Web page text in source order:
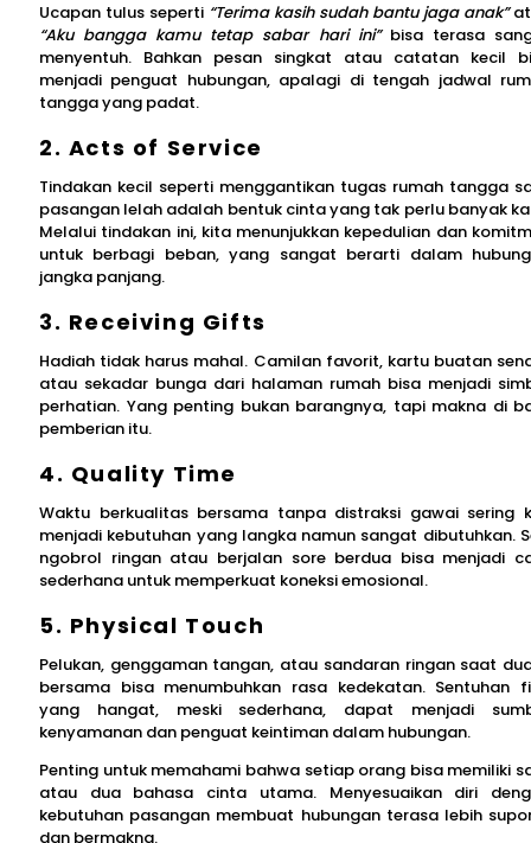
Ucapan tulus seperti “Terima kasih sudah bantu jaga anak”
“Aku bangga kamu tetap sabar hari ini”bisa terasa
menyentuh. Bahkan pesan singkat atau catatan kecil
menjadi penguat hubungan, apalagi di tengah jadwal
tangga yang padat.
2. Acts of Service
Tindakan kecil seperti menggantikan tugas rumah tangga
pasangan lelah adalah bentuk cinta yang tak perlu banyak
Melalui tindakan ini, kita menunjukkan kepedulian dan
untuk berbagi beban, yang sangat berarti dalam
jangka panjang.
3. Receiving Gifts
Hadiah tidak harus mahal. Camilan favorit, kartu buatan
atau sekadar bunga dari halaman rumah bisa menjadi
perhatian. Yang penting bukan barangnya, tapi makna di
pemberian itu.
4. Quality Time
Waktu berkualitas bersama tanpa distraksi gawai sering
menjadi kebutuhan yang langka namun sangat dibutuhkan.
ngobrol ringan atau berjalan sore berdua bisa menjadi
sederhana untuk memperkuat koneksi emosional.
5. Physical Touch
Pelukan, genggaman tangan, atau sandaran ringan saat
bersama bisa menumbuhkan rasa kedekatan. Sentuhan
yang hangat, meski sederhana, dapat menjadi
kenyamanan dan penguat keintiman dalam hubungan.
Penting untuk memahami bahwa setiap orang bisa memiliki
atau dua bahasa cinta utama. Menyesuaikan diri
kebutuhan pasangan membuat hubungan terasa lebih
dan bermakna.